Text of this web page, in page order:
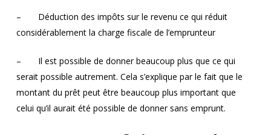
– Déduction des impôts sur le revenu ce qui réduit
considérablement la charge fiscale de l’emprunteur
– Il est possible de donner beaucoup plus que ce qui
serait possible autrement. Cela s’explique par le fait que le
montant du prêt peut être beaucoup plus important que
celui qu’il aurait été possible de donner sans emprunt.